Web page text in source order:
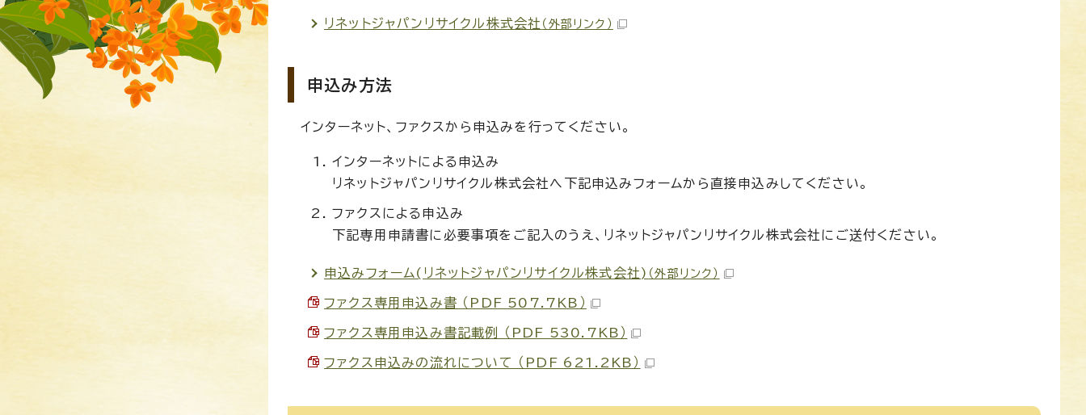
リネットジャパンリサイクル株式会社 （外部リンク）
申込み方法
インターネット、ファクスから申込みを行ってください。
インターネットによる申込み
リネットジャパンリサイクル株式会社へ下記申込みフォームから直接申込みしてください。
ファクスによる申込み
下記専用申請書に必要事項をご記入のうえ、リネットジャパンリサイクル株式会社にご送付ください。
申込みフォーム(リネットジャパンリサイクル株式会社) （外部リンク）
ファクス専用申込み書 （PDF 507.7KB）
ファクス専用申込み書記載例 （PDF 530.7KB）
ファクス申込みの流れについて （PDF 621.2KB）